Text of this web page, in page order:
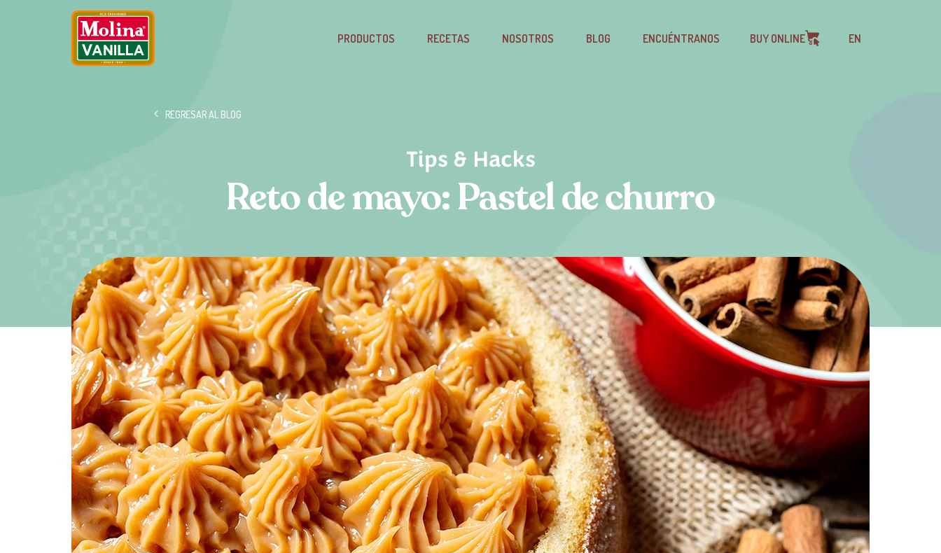
PRODUCTOS RECETAS NOSOTROS BLOG ENCUÉNTRANOS BUY ONLINE EN
REGRESAR AL BLOG
Tips & Hacks
Reto de mayo: Pastel de churro